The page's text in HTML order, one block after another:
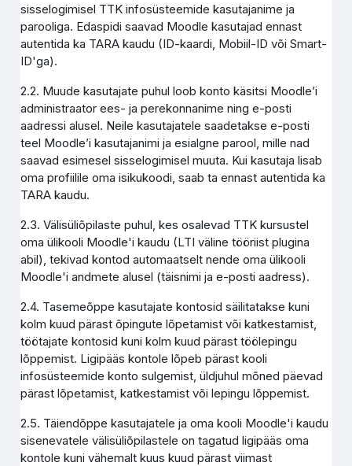
sisselogimisel TTK infosüsteemide kasutajanime ja
parooliga. Edaspidi saavad Moodle kasutajad ennast
autentida ka TARA kaudu (ID-kaardi, Mobiil-ID või Smart-
ID'ga).
2.2. Muude kasutajate puhul loob konto käsitsi Moodle’i
administraator ees- ja perekonnanime ning e-posti
aadressi alusel. Neile kasutajatele saadetakse e-posti
teel Moodle’i kasutajanimi ja esialgne parool, mille nad
saavad esimesel sisselogimisel muuta. Kui kasutaja lisab
oma profiilile oma isikukoodi, saab ta ennast autentida ka
TARA kaudu.
2.3. Välisüliõpilaste puhul, kes osalevad TTK kursustel
oma ülikooli Moodle'i kaudu (LTI väline tööriist plugina
abil), tekivad kontod automaatselt nende oma ülikooli
Moodle'i andmete alusel (täisnimi ja e-posti aadress).
2.4. Tasemeõppe kasutajate kontosid säilitatakse kuni
kolm kuud pärast õpingute lõpetamist või katkestamist,
töötajate kontosid kuni kolm kuud pärast töölepingu
lõppemist. Ligipääs kontole lõpeb pärast kooli
infosüsteemide konto sulgemist, üldjuhul mõned päevad
pärast lõpetamist, katkestamist või lepingu lõppemist.
2.5. Täiendõppe kasutajatele ja oma kooli Moodle'i kaudu
sisenevatele välisüliõpilastele on tagatud ligipääs oma
kontole kuni vähemalt kuus kuud pärast viimast